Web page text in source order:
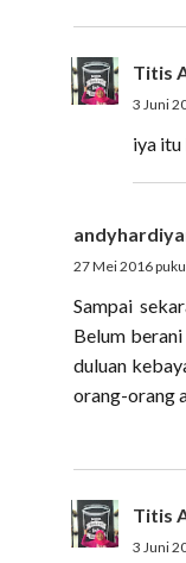
Titis
3 Juni
iya itu
27 Mei 2016
Sampai
Belum
duluan
orang-orang
Titis
3 Juni